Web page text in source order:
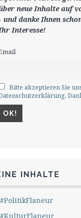
ber neue Inhalte auf
und danke Ihnen
Interesse!
Bitte akzeptieren Sie
INHALTE
#PolitikFlaneur
#KulturFlaneur